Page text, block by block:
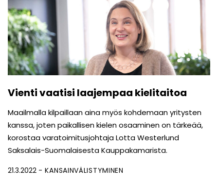
Vienti vaatisi laajempaa kielitaitoa
Maailmalla kilpaillaan aina myös kohdemaan yritysten
kanssa, joten paikallisen kielen osaaminen on tärkeää,
korostaa varatoimitusjohtaja Lotta Westerlund
Saksalais-Suomalaisesta Kauppakamarista.
21.3.2022 KANSAINVÄLISTYMINEN